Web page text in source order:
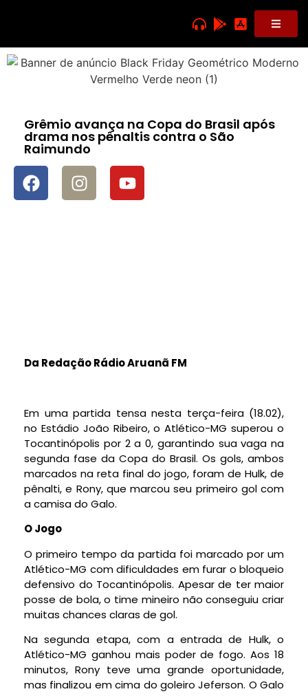
Grêmio avança na Copa do Brasil após
drama nos pênaltis contra o São
Raimundo
Da Redação Rádio Aruanã FM
Em uma partida tensa nesta terça-feira (18.02),
no Estádio João Ribeiro, o Atlético-MG superou o
Tocantinópolis por 2 a 0, garantindo sua vaga na
segunda fase da Copa do Brasil. Os gols, ambos
marcados na reta final do jogo, foram de Hulk, de
pênalti, e Rony, que marcou seu primeiro gol com
a camisa do Galo.
O Jogo
O primeiro tempo da partida foi marcado por um
Atlético-MG com dificuldades em furar o bloqueio
defensivo do Tocantinópolis. Apesar de ter maior
posse de bola, o time mineiro não conseguiu criar
muitas chances claras de gol.
Na segunda etapa, com a entrada de Hulk, o
Atlético-MG ganhou mais poder de fogo. Aos 18
minutos, Rony teve uma grande oportunidade,
mas finalizou em cima do goleiro Jeferson. O Galo